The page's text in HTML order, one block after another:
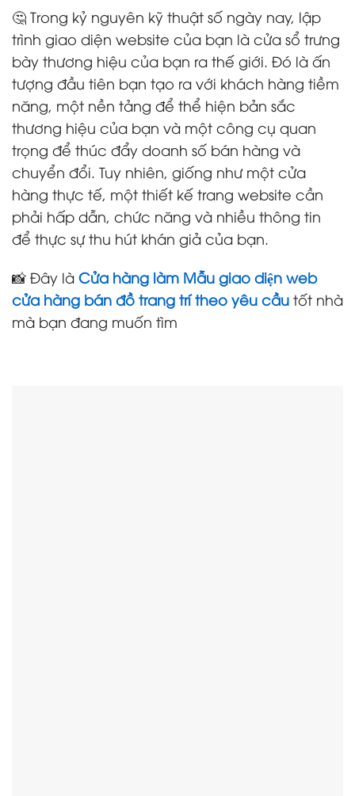
🤔 Trong kỷ nguyên kỹ thuật số ngày nay, lập
trình giao diện website của bạn là cửa sổ trưng
bày thương hiệu của bạn ra thế giới. Đó là ấn
tượng đầu tiên bạn tạo ra với khách hàng tiềm
năng, một nền tảng để thể hiện bản sắc
thương hiệu của bạn và một công cụ quan
trọng để thúc đẩy doanh số bán hàng và
chuyển đổi. Tuy nhiên, giống như một cửa
hàng thực tế, một thiết kế trang website cần
phải hấp dẫn, chức năng và nhiều thông tin
để thực sự thu hút khán giả của bạn.
📸 Đây là Cửa hàng làm Mẫu giao diện web
cửa hàng bán đồ trang trí theo yêu cầu tốt nhà
mà bạn đang muốn tìm